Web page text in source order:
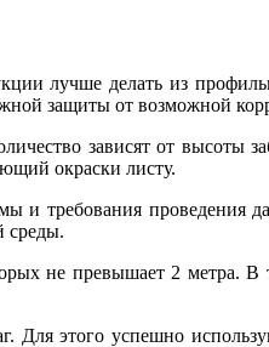
лучше делать из
защиты от возможной
зависят от высоты
окраски листу.
и требования проведения
среды.
не превышает 2 метра.
этого успешно